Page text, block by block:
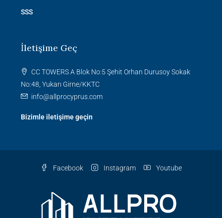
SSS
İletişime Geç
CC TOWERS A Blok No:5 Şehit Orhan Durusoy Sokak
No:48, Yukarı Girne/KKTC
info@allprocyprus.com
Bizimle iletişime geçin
Facebook Instagram Youtube